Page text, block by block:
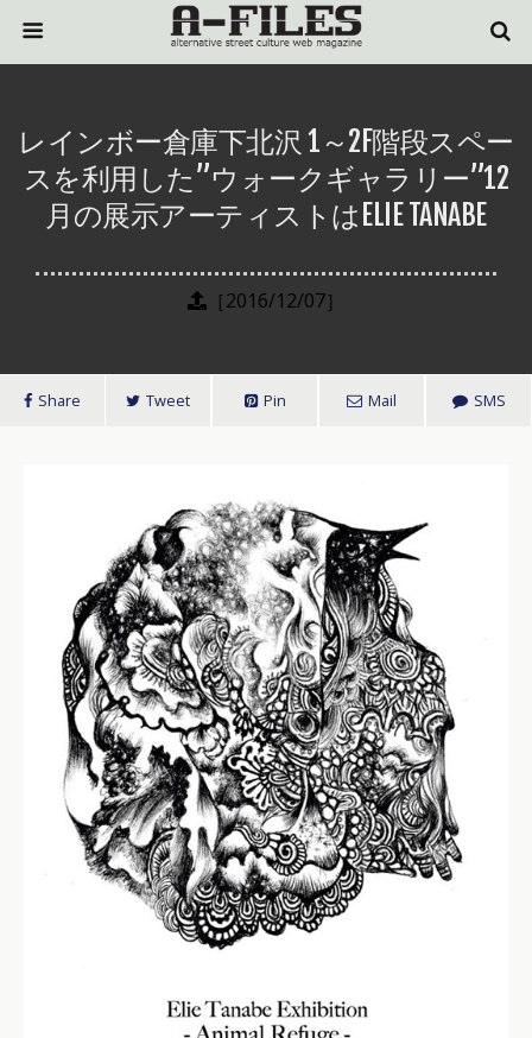
レインボー倉庫下北沢 1～2F階段スペー
スを利用した”ウォークギャラリー”12
月の展示アーティストはELIE TANABE
［2016/12/07］
Share Tweet Pin Mail SMS